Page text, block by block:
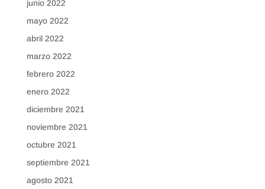
junio 2022
mayo 2022
abril 2022
marzo 2022
febrero 2022
enero 2022
diciembre 2021
noviembre 2021
octubre 2021
septiembre 2021
agosto 2021